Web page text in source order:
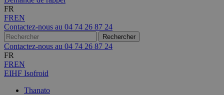
FR
FREN
Contactez-nous au 04 74 26 87 24
Contactez-nous au 04 74 26 87 24
FR
FREN
EIHF Isofroid
Thanato